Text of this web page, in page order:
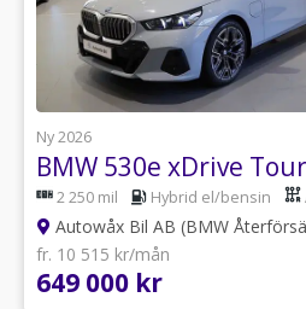
Ny 2026
2 250 mil Hybrid el/bensin
Autowåx Bil AB (BMW
fr. 10 515 kr/mån
649 000 kr